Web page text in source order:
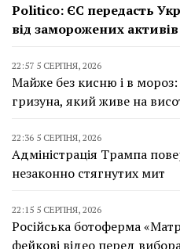
Politico: ЄС передасть
від заморожених активів
22:57 5 СЕРПНЯ, 2026
Майже без кисню і в мороз:
гризуна, який живе на
22:36 5 СЕРПНЯ, 2026
Адміністрація Трампа
незаконно стягнутих мит
22:15 5 СЕРПНЯ, 2026
Російська ботоферма
фейкові відео перед